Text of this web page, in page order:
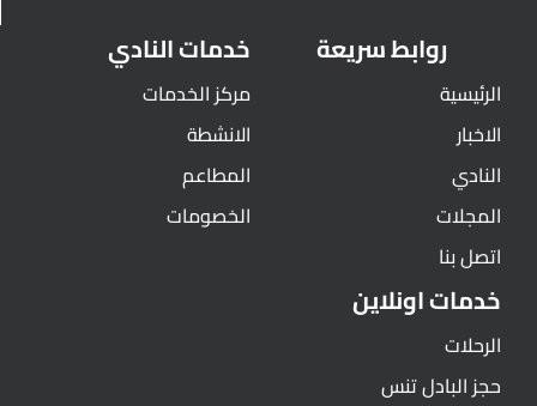
روابط سريعة
الرئيسية
الاخبار
النادي
المجلات
اتصل بنا
خدمات النادي
مركز الخدمات
الانشطة
المطاعم
الخصومات
خدمات اونلاين
الرحلات
حجز البادل تنس